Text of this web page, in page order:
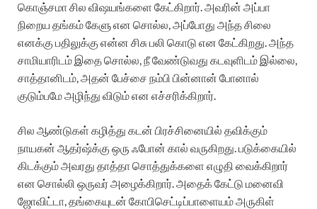
கொஞ்சமா சில விஷயங்களை கேட்கிறார். அவரின் அப்பா
நிறைய தங்கம் கேளு என சொல்ல, அப்போது அந்த சிலை
எனக்கு பதிலுக்கு என்ன சிசு பலி கொடு என கேட்கிறது. அந்த
சாமியாரிடம் இதை சொல்ல, நீ வேண்டுவது கடவுளிடம் இல்லை,
சாத்தானிடம், அதன் பேச்சை நம்பி பின்னான் போனால்
குடும்பமே அழிந்து விடும் என எச்சரிக்கிறார்.
சில ஆண்டுகள் கழித்து கடன் பிரச்சினையில் தவிக்கும்
நாயகன் ஆதர்ஷ்க்கு ஒரு ஃபோன் கால் வருகிறது. படுக்கையில்
கிடக்கும் அவரது தாத்தா சொத்துக்களை எழுதி வைக்கிறார்
என சொல்லி ஒருவர் அழைக்கிறார். அதைக் கேட்டு மனைவி
ஜோவிட்டா, தங்கையுடன் கோபிசெட்டிப்பாளையம் அருகிள்